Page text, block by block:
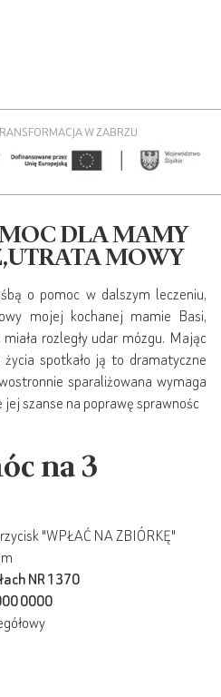
W ZABRZU
DLA MAMY
MOWY
o pomoc w dalszym leczeniu,
mojej kochanej mamie Basi,
rozległy udar mózgu. Mając
spotkało ją to dramatyczne
sparaliżowana wymaga
szanse na poprawę sprawnośc
na 3
"WPŁAĆ NA ZBIÓRKĘ"
NR 1370
0000